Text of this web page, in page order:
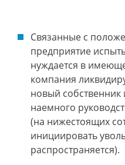
Связанные с
предприятие
нуждается в
компания
новый
наемного
(на нижестоящих
инициировать
распространяется).